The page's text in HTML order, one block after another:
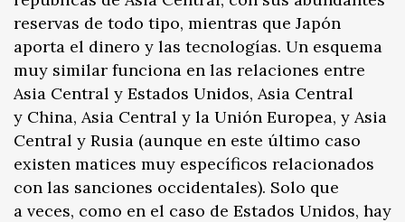
reservas de todo tipo, mientras que Japón
aporta el dinero y las tecnologías. Un esquema
muy similar funciona en las relaciones entre
Asia Central y Estados Unidos, Asia Central
y China, Asia Central y la Unión Europea, y Asia
Central y Rusia (aunque en este último caso
existen matices muy específicos relacionados
con las sanciones occidentales). Solo que
a veces, como en el caso de Estados Unidos, hay